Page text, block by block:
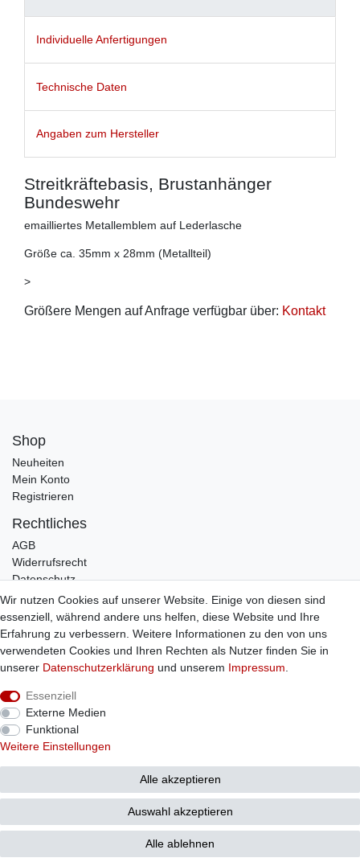
Individuelle Anfertigungen
Technische Daten
Angaben zum Hersteller
Streitkräftebasis, Brustanhänger
Bundeswehr
emailliertes Metallemblem auf Lederlasche
Größe ca. 35mm x 28mm (Metallteil)
>
Größere Mengen auf Anfrage verfügbar über: Kontakt
Shop
Neuheiten
Mein Konto
Registrieren
Rechtliches
AGB
Widerrufsrecht
Datenschutz
Impressum
Infos
Zahlung / Versand
Individuelle Anfertigung
Bestellung widerrufen
Wir nutzen Cookies auf unserer Website. Einige von diesen sind
essenziell, während andere uns helfen, diese Website und Ihre
Erfahrung zu verbessern. Weitere Informationen zu den von uns
verwendeten Cookies und Ihren Rechten als Nutzer finden Sie in
unserer Daten­schutz­erklärung und unserem Impressum
Essenziell
Externe Medien
Funktional
Weitere Einstellungen
Alle akzeptieren
Auswahl akzeptieren
Alle ablehnen
© Copyright 2026 Sticker Shop Strerath